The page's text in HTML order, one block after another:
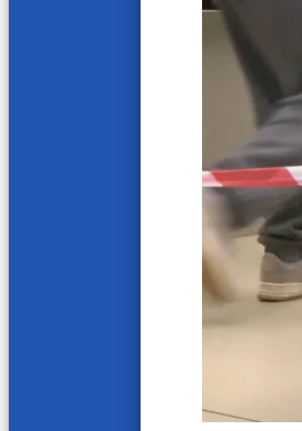
Související příspěvky